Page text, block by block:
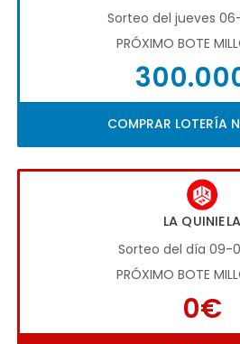
Sorteo del jueves
PRÓXIMO BOTE
COMPRAR LOTERÍA
LA QUINIELA
Sorteo del día 09-
PRÓXIMO BOTE
0€